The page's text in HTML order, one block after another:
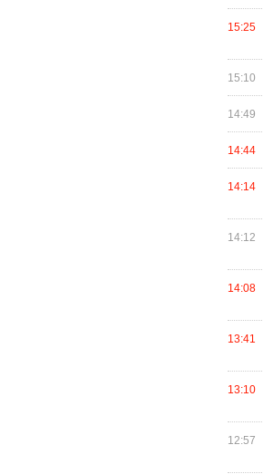
15:25
15:10
14:49
14:44
14:14
14:12
14:08
13:41
13:10
12:57